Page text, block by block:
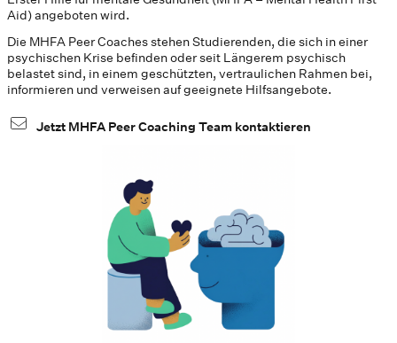
Aid) angeboten wird.
Die MHFA Peer Coaches stehen Studierenden, die sich in einer
psychischen Krise befinden oder seit Längerem psychisch
belastet sind, in einem geschützten, vertraulichen Rahmen bei,
informieren und verweisen auf geeignete Hilfsangebote.
Jetzt MHFA Peer Coaching Team kontaktieren